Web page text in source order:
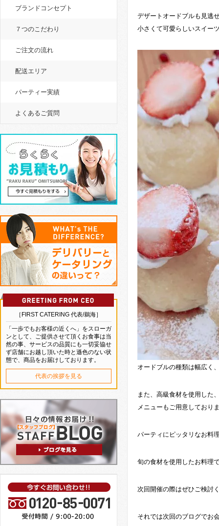
デザートオードブルも見逃
小さくて可愛らしいスイー
オードブルの種類は幅広く
また、高級食材を使用した
メニューもご用意しており
パーティにピッタリなお料
旬の食材を使用したお料理
次回開催の際はぜひご検討
それでは次回のブログでお
ブランドコンセプト
７つのこだわり
ご注文の流れ
配送エリア
パーティー実績
よくあるご質問
［FIRST CATERING 代表/鵜海］
「一歩でもお客様の近くへ」をスローガ
ンとして、ご提供させて頂くお食事は当
然の事、サービスの品質にも一切妥協せ
ず店舗にお越し頂いた時と遜色のない状
態で、商品をお届けしております。
代表の挨拶を見る